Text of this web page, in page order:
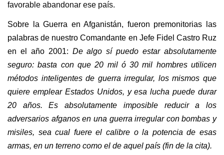
favorable abandonar ese país.
Sobre la Guerra en Afganistán, fueron premonitorias las
palabras de nuestro Comandante en Jefe Fidel Castro Ruz
en el año 2001: De algo sí puedo estar absolutamente
seguro: basta con que 20 mil ó 30 mil hombres utilicen
métodos inteligentes de guerra irregular, los mismos que
quiere emplear Estados Unidos, y esa lucha puede durar
20 años. Es absolutamente imposible reducir a los
adversarios afganos en una guerra irregular con bombas y
misiles, sea cual fuere el calibre o la potencia de esas
armas, en un terreno como el de aquel país (fin de la cita).